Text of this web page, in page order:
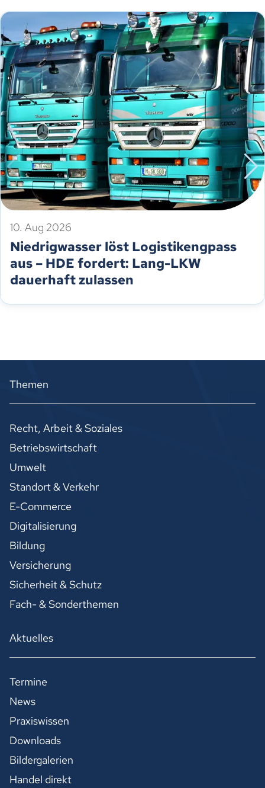
10. Aug 2026
Niedrigwasser löst Logistikengpass
aus – HDE fordert: Lang-LKW
dauerhaft zulassen
Themen
Recht, Arbeit & Soziales
Betriebswirtschaft
Umwelt
Standort & Verkehr
E-Commerce
Digitalisierung
Bildung
Versicherung
Sicherheit & Schutz
Fach- & Sonderthemen
Aktuelles
Termine
News
Praxiswissen
Downloads
Bildergalerien
Handel direkt